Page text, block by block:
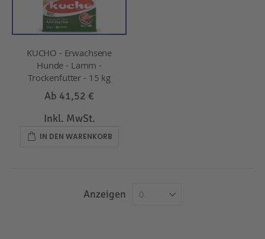
KUCHO - Erwachsene
Hunde - Lamm -
Trockenfutter - 15 kg
Ab 41,52 €
Inkl. MwSt.
IN DEN WARENKORB
Anzeigen